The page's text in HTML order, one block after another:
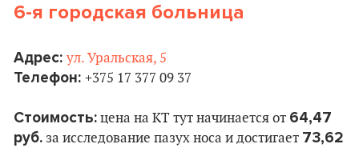
6-я городская больница
Адрес: ул. Уральская, 5
Телефон: +375 17 377 09 37
Стоимость: цена на КТ тут начинается от 64,47
руб. за исследование пазух носа и достигает 73,62